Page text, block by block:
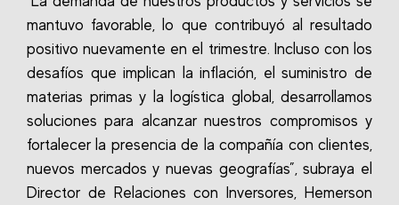
mantuvo favorable, lo que contribuyó al resultado
positivo nuevamente en el trimestre. Incluso con los
desafíos que implican la inflación, el suministro de
materias primas y la logística global, desarrollamos
soluciones para alcanzar nuestros compromisos y
fortalecer la presencia de la compañía con clientes,
nuevos mercados y nuevas geografías”, subraya el
Director de Relaciones con Inversores, Hemerson